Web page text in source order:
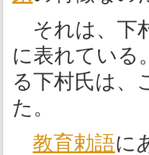
それは、下
に表れている。
る下村氏は、
た。
教育勅語に